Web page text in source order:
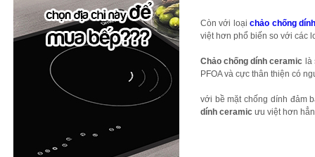
Còn với loạichảo chống
việt hơn phổ biến so với các
Chảo chống dính ceramic
PFOA và cực thân thiện có
với bề mặt chống dính đảm
dính ceramic ưu việt hơn